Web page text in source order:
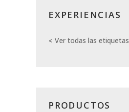
EXPERIENCIAS
Ver todas las etiquetas
PRODUCTOS